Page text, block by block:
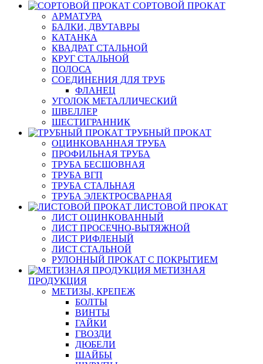
СОРТОВОЙ ПРОКАТ
АРМАТУРА
БАЛКИ, ДВУТАВРЫ
КАТАНКА
КВАДРАТ СТАЛЬНОЙ
КРУГ СТАЛЬНОЙ
ПОЛОСА
СОЕДИНЕНИЯ ДЛЯ ТРУБ
ФЛАНЕЦ
УГОЛОК МЕТАЛЛИЧЕСКИЙ
ШВЕЛЛЕР
ШЕСТИГРАННИК
ТРУБНЫЙ ПРОКАТ
ОЦИНКОВАННАЯ ТРУБА
ПРОФИЛЬНАЯ ТРУБА
ТРУБА БЕСШОВНАЯ
ТРУБА ВГП
ТРУБА СТАЛЬНАЯ
ТРУБА ЭЛЕКТРОСВАРНАЯ
ЛИСТОВОЙ ПРОКАТ
ЛИСТ ОЦИНКОВАННЫЙ
ЛИСТ ПРОСЕЧНО-ВЫТЯЖНОЙ
ЛИСТ РИФЛЕНЫЙ
ЛИСТ СТАЛЬНОЙ
РУЛОННЫЙ ПРОКАТ С ПОКРЫТИЕМ
МЕТИЗНАЯ
ПРОДУКЦИЯ
МЕТИЗЫ, КРЕПЕЖ
БОЛТЫ
ВИНТЫ
ГАЙКИ
ГВОЗДИ
ДЮБЕЛИ
ШАЙБЫ